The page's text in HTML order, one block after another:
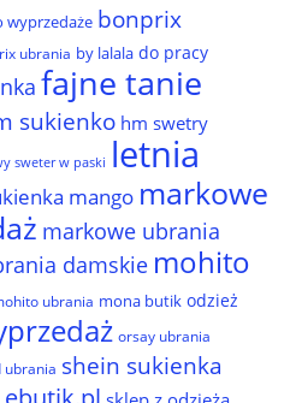
wyprzedaże bonprix
ubrania by lalala do pracy
fajne tanie
sukienko hm swetry
sweter w paski letnia
mango markowe
markowe ubrania
damskie mohito
ubrania mona butik odzież
orsay ubrania
ubrania shein sukienka